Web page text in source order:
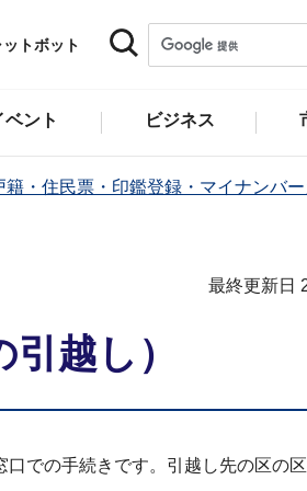
トボット
ント ビジネス
籍・住民票・印鑑登録・マイナンバー
最終更新日
越し）
での手続きです。引越し先の区の